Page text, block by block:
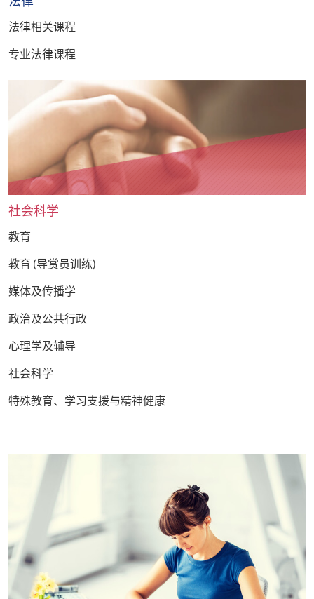
法律相关课程
专业法律课程
社会科学
教育
教育 (导赏员训练)
媒体及传播学
政治及公共行政
心理学及辅导
社会科学
特殊教育、学习支援与精神健康